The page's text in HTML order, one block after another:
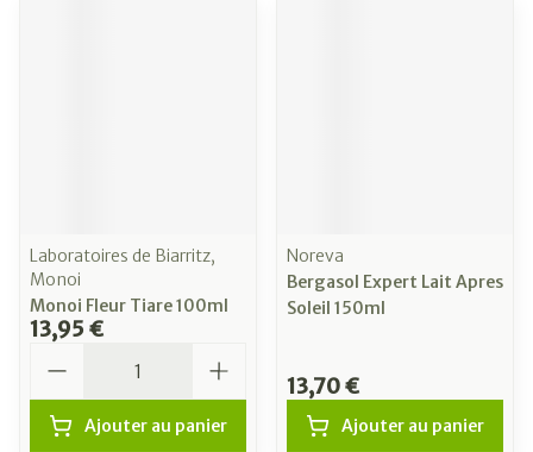
Laboratoires de Biarritz,
Monoi
Monoi Fleur Tiare 100ml
13,95 €
Ajouter au panier
Noreva
Bergasol Expert Lait Apres
Soleil 150ml
13,70 €
Ajouter au panier